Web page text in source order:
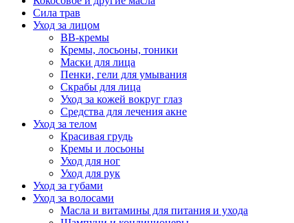
Сила трав
Уход за лицом
BB-кремы
Кремы, лосьоны, тоники
Маски для лица
Пенки, гели для умывания
Скрабы для лица
Уход за кожей вокруг глаз
Средства для лечения акне
Уход за телом
Красивая грудь
Кремы и лосьоны
Уход для ног
Уход для рук
Уход за губами
Уход за волосами
Масла и витамины для питания и ухода